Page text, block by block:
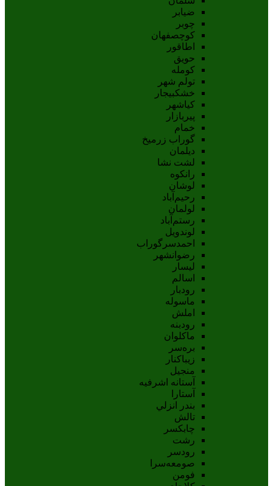
ضیابر
چوبر
کوچصفهان
اطاقور
حویق
کومله
تولم شهر
خشکبیجار
کیاشهر
پیربازار
خمام
گوراب زرمیخ
دیلمان
لشت نشا
رانکوه
لوشان
رحیم‌آباد
لولمان
رستم‌آباد
لوندویل
احمدسرگوراب
رضوانشهر
لیسار
اسالم
رودبار
ماسوله
املش
رودبنه
ماکلوان
بره‌سر
زیباکنار
منجیل
آستانه اشرفيه
آستارا
بندر انزلي
تالش
چابکسر
رشت
رودسر
صومعه‌سرا
فومن